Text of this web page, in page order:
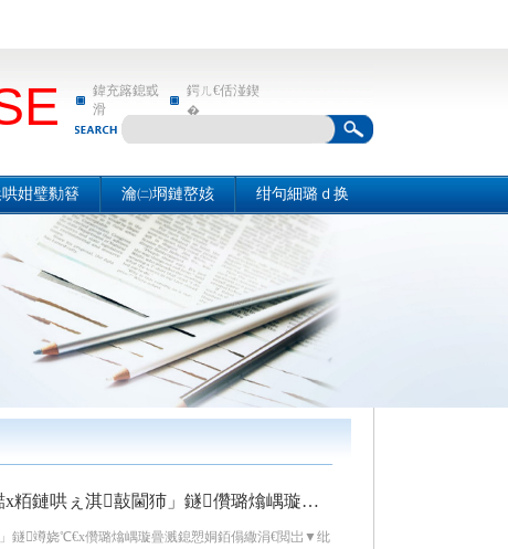
鍏充簬鎴戜
滑
鍔ㄦ€佸湴鍥
�
姏璧勬簮
璧勬簮姒傚喌
鎷涜仒淇℃伅
瀹㈡埛鏈嶅姟
鍏充簬鎴戜滑
鍔ㄦ€佸湴鍥�
绀句細璐ｄ换
绀句細璐ｄ换
ぇ淇敼閫犻」鐩儹璐熻嵎璇曡溅鎴愬姛
鐩竴娆℃€х儹璐熻嵎璇曡溅鎴愬姛銆傝繖涓€閲岀▼纰